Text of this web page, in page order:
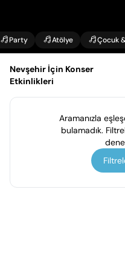
Party Atölye Çocuk
Nevşehir İçin Konser
Etkinlikleri
Aramanızla
bulamadık.